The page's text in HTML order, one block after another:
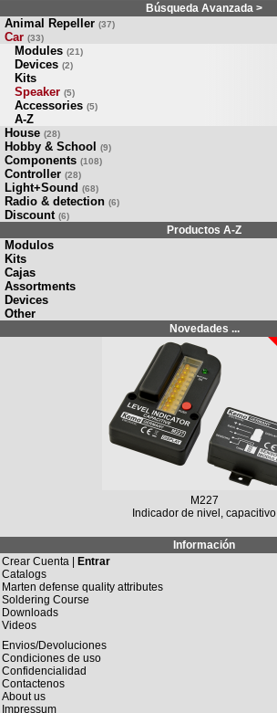
Búsqueda Avanzada >
Animal Repeller (37)
Car (33)
Modules (21)
Devices (2)
Kits
Speaker (5)
Accessories (5)
A-Z
House (28)
Hobby & School (9)
Components (108)
Controller (28)
Light+Sound (68)
Radio & detection (6)
Discount (6)
Productos A-Z
Modulos
Kits
Cajas
Assortments
Devices
Other
Novedades ...
M227
Indicador de nivel, capacitivo
Información
Crear Cuenta | Entrar
Catalogs
Marten defense quality attributes
Soldering Course
Downloads
Videos
Envios/Devoluciones
Condiciones de uso
Confidencialidad
Contactenos
About us
Impressum